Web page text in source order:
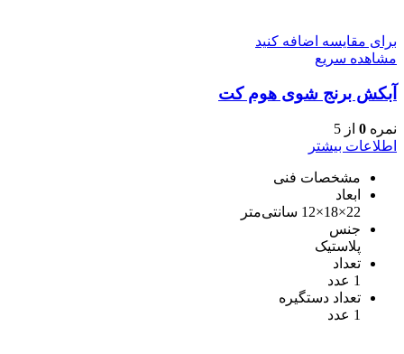
برای مقایسه اضافه کنید
مشاهده سریع
آبکش برنج شوی هوم کت
نمره 0 از 5
اطلاعات بیشتر
مشخصات فنی
ابعاد
22×18×12 سانتی‌متر
جنس
پلاستیک
تعداد
1 عدد
تعداد دستگیره
1 عدد